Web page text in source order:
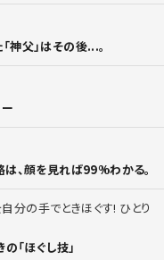
神父」はその後...。
、顔を見れば99%わかる。
分の手でときほぐす! ひとり
「ほぐし技」